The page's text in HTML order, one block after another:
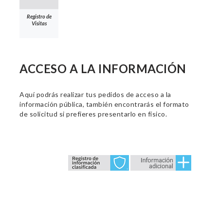
Registro de
Visitas
ACCESO A LA INFORMACIÓN
Aquí podrás realizar tus pedidos de acceso a la
información pública, también encontrarás el formato
de solicitud si prefieres presentarlo en físico.